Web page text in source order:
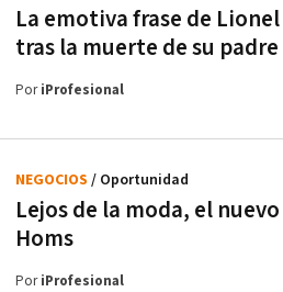
La emotiva frase de
tras la muerte de su padre
PoriProfesional
Lejos de la moda, el
Homs
NEGOCIOS / Oportunidad
PoriProfesional